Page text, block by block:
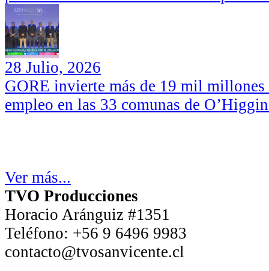
28 Julio, 2026
GORE invierte más de 19 mil millones
empleo en las 33 comunas de
Ver más...
TVO Producciones
Horacio Aránguiz #1351
Teléfono: +56 9 6496 9983
contacto@tvosanvicente.cl